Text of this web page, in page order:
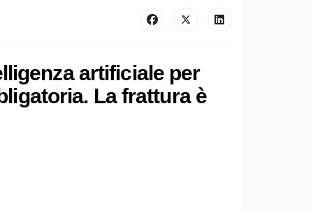
artificiale per
La frattura è